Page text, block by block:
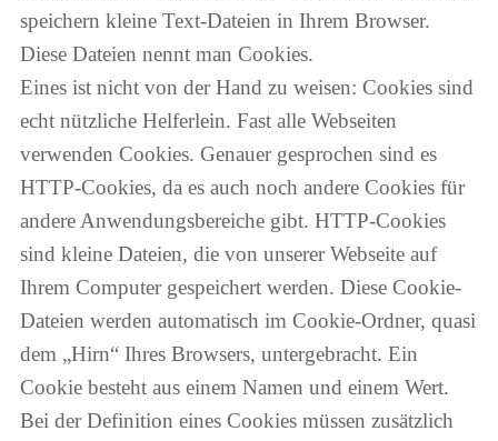
speichern kleine Text-Dateien in Ihrem Browser.
Diese Dateien nennt man Cookies.
Eines ist nicht von der Hand zu weisen: Cookies sind
echt nützliche Helferlein. Fast alle Webseiten
verwenden Cookies. Genauer gesprochen sind es
HTTP-Cookies, da es auch noch andere Cookies für
andere Anwendungsbereiche gibt. HTTP-Cookies
sind kleine Dateien, die von unserer Webseite auf
Ihrem Computer gespeichert werden. Diese Cookie-
Dateien werden automatisch im Cookie-Ordner, quasi
dem „Hirn“ Ihres Browsers, untergebracht. Ein
Cookie besteht aus einem Namen und einem Wert.
Bei der Definition eines Cookies müssen zusätzlich